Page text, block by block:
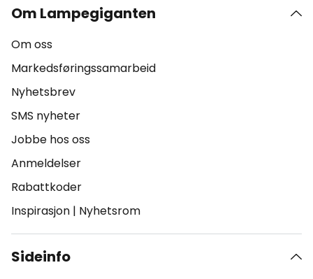
Om Lampegiganten
Om oss
Markedsføringssamarbeid
Nyhetsbrev
SMS nyheter
Jobbe hos oss
Anmeldelser
Rabattkoder
Inspirasjon | Nyhetsrom
Sideinfo